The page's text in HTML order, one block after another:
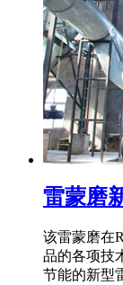
雷蒙磨
该雷蒙磨在
品的各项技
节能的新型